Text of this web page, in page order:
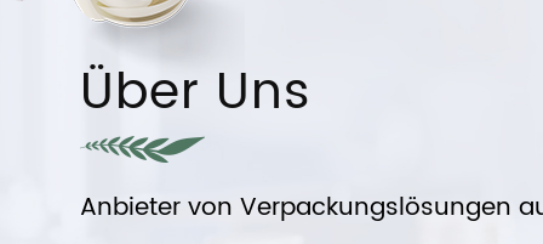
Über Uns
Anbieter von Verpackungslösungen